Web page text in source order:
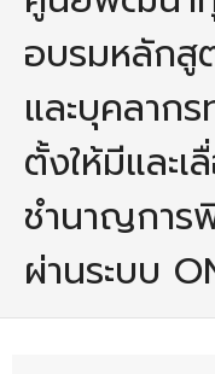
- ปรัชญาการจัดการศึกษ
- ปรัชญา วิสัยทัศน์ พันธ
- ประวัติความเป็นมาของ
- บุคลากร
- - สำนักงานคณะวิทยาศา
- - บุคลากรวิชาการ
อบรมหลักสู
และบุคลาก
ตั้งให้มีและเ
ชำนาญการ
ผ่านระบบ